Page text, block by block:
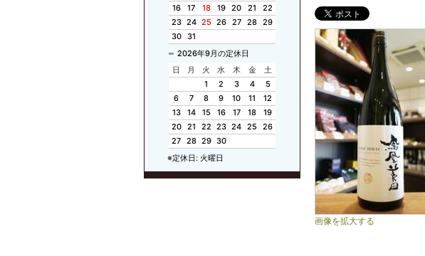
16
17 18 19 20 21
22
23 24 25 26 27 28 29
30
31
2026年9月の定休日
日
月 火 水 木 金
土
1
2 3 4
5
6
7 8 9 10 11
12
13
14 15 16 17 18
19
20
21 22 23 24 25 26
27 28 29 30
※定休日: 火曜日
画像を拡大する